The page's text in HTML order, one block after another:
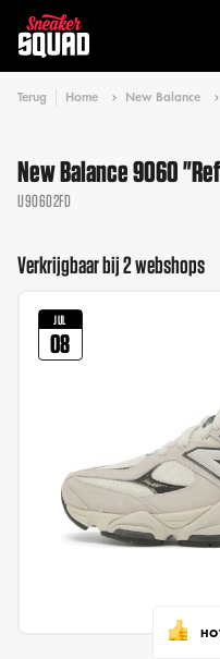
Terug Home New Balance
New Balance 9060
U90602FD
Verkrijgbaar bij 2 webshops
JUL
08